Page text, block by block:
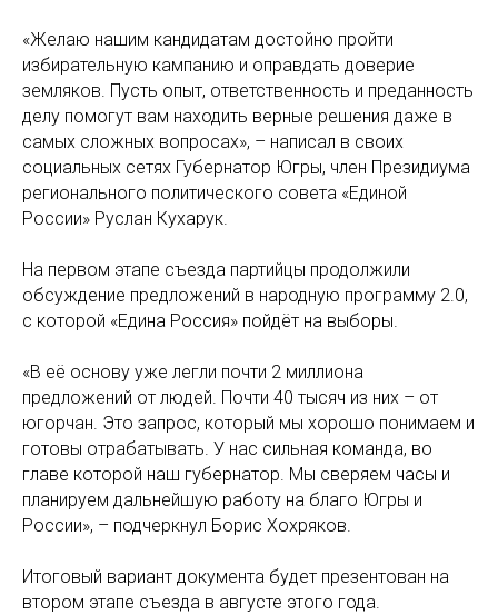
«Желаю нашим кандидатам достойно пройти
избирательную кампанию и оправдать доверие
земляков. Пусть опыт, ответственность и преданность
делу помогут вам находить верные решения даже в
самых сложных вопросах», – написал в своих
социальных сетях Губернатор Югры, член Президиума
регионального политического совета «Единой
России» Руслан Кухарук.
На первом этапе съезда партийцы продолжили
обсуждение предложений в народную программу 2.0,
с которой «Едина Россия» пойдёт на выборы.
«В её основу уже легли почти 2 миллиона
предложений от людей. Почти 40 тысяч из них – от
югорчан. Это запрос, который мы хорошо понимаем и
готовы отрабатывать. У нас сильная команда, во
главе которой наш губернатор. Мы сверяем часы и
планируем дальнейшую работу на благо Югры и
России», – подчеркнул Борис Хохряков.
Итоговый вариант документа будет презентован на
втором этапе съезда в августе этого года.